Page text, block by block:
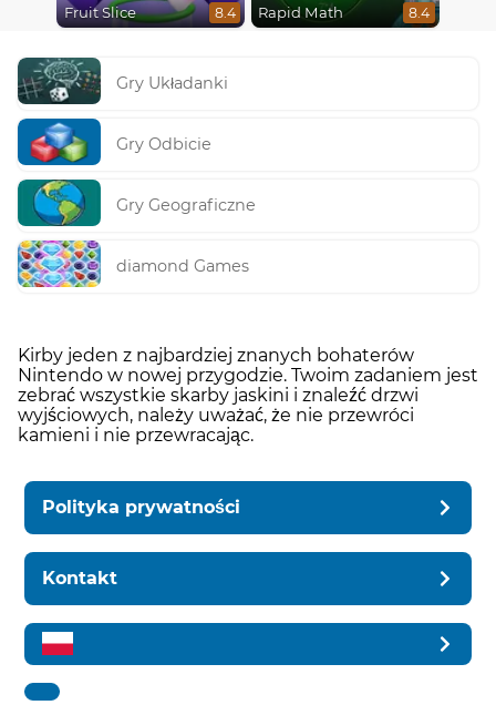
Fruit Slice 8.4 Rapid Math 8.4
Gry Układanki
Gry Odbicie
Gry Geograficzne
diamond Games
Kirby jeden z najbardziej znanych bohaterów
Nintendo w nowej przygodzie. Twoim zadaniem jest
zebrać wszystkie skarby jaskini i znaleźć drzwi
wyjściowych, należy uważać, że nie przewróci
kamieni i nie przewracając.
Polityka prywatności
Kontakt